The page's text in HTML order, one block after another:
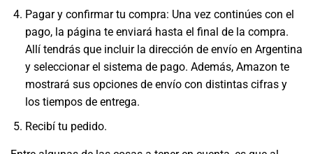
Pagar y confirmar tu compra: Una vez continúes con el
pago, la página te enviará hasta el final de la compra.
Allí tendrás que incluir la dirección de envío en Argentina
y seleccionar el sistema de pago. Además, Amazon te
mostrará sus opciones de envío con distintas cifras y
los tiempos de entrega.
Recibí tu pedido.